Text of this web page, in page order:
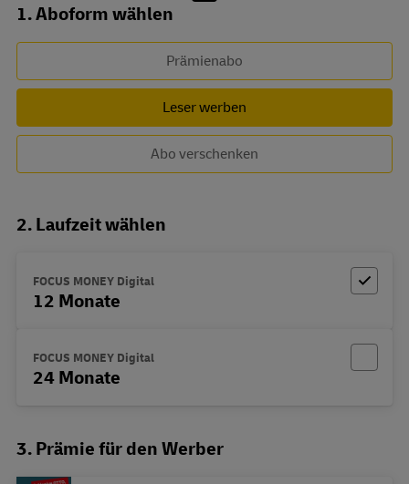
Abo zusammenstellen
1. Aboform wählen
Prämienabo
Leser werben
Abo verschenken
2. Laufzeit wählen
FOCUS MONEY Digital
12 Monate
FOCUS MONEY Digital
24 Monate
3. Prämie für den Werber